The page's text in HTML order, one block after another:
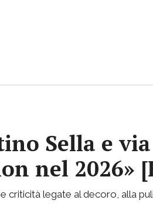
Sella e
nel 2026»
criticità legate al decoro, alla